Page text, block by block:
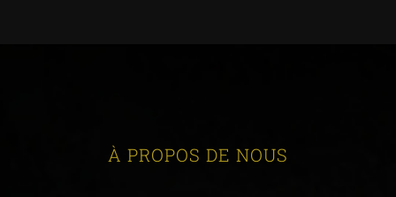
À PROPOS DE NOUS